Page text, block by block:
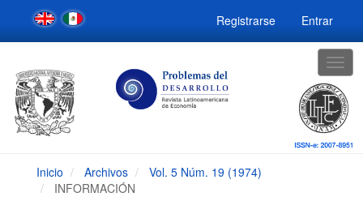
Navegación
principal
Contenido
Barra
lateral
Registrarse Entrar
Inicio Archivos
Vol. 5 Núm. 19 (1974)
INFORMACIÓN